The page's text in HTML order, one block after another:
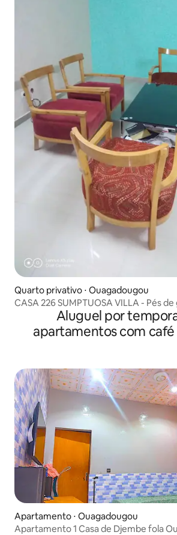
Quarto privativo ⋅ Ouagadougou
CASA 226 SUMPTUOSA
Aluguel por
apartamentos com café
Apartamento ⋅ Ouagadougou
Apartamento 1 Casa de Djembe fola